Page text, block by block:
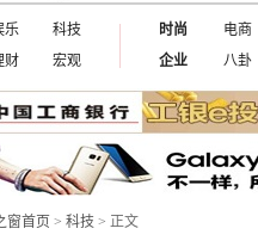
乐
科技
财 宏观
时尚 电商
企业
八卦
窗首页 > 科技 > 正文